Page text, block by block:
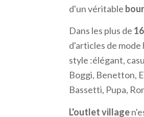
d'un véritable
Dans les plus de
d'articles de
style :élégant,
Boggi, Benetton,
Bassetti, Pupa,
L'outlet village